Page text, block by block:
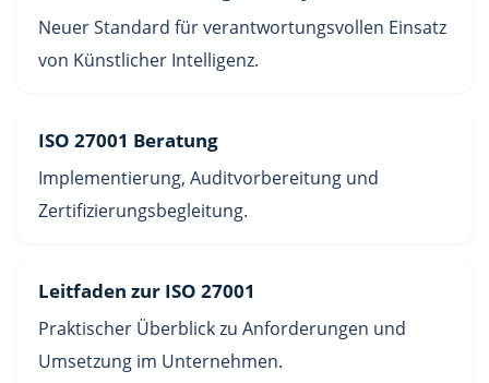
Neuer Standard für verantwortungsvollen Einsatz
von Künstlicher Intelligenz.
ISO 27001 Beratung
Implementierung, Auditvorbereitung und
Zertifizierungsbegleitung.
Leitfaden zur ISO 27001
Praktischer Überblick zu Anforderungen und
Umsetzung im Unternehmen.